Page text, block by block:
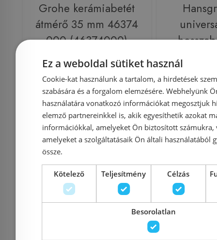
Grohe kerámiabetét
átmérő 35 mm 46374
000 (46374000)
Azonosító: 150511
Cikkszám: 46374000
17 500 Ft
Kosárba
13595
24 884 Ft
-17%
Rendelésre Rendelésre
Ez a weboldal sütiket használ
Cookie-kat használunk a tartalom, a hirdetések
szabására és a forgalom elemzésére. Webhelyünk
használatára vonatkozó információkat megosztjuk
elemző partnereinkkel is, akik egyesíthetik azokat
információkkal, amelyeket Ön biztosított számukra,
amelyeket a szolgáltatásaik Ön általi használatából
össze.
Kötelező Teljesítmény Célzás
Besorolatlan